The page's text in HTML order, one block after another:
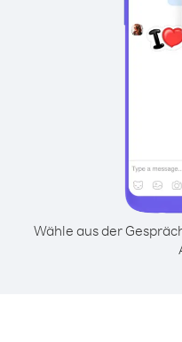
Wähle aus der